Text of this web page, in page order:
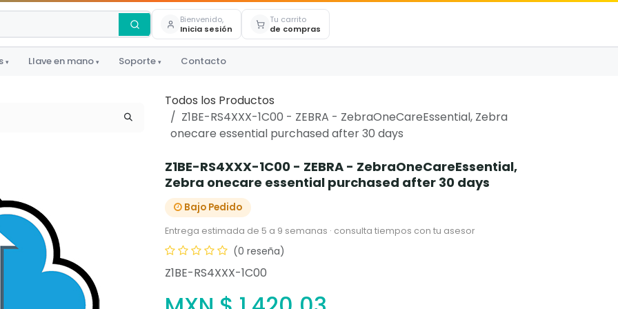
Bienvenido,
Inicia sesión
Tu carrito
de compras
▾ Llave en mano ▾ Soporte ▾ Contacto
Todos los Productos
Z1BE-RS4XXX-1C00 - ZEBRA - ZebraOneCareEssential, Zebra
onecare essential purchased after 30 days
Z1BE-RS4XXX-1C00 - ZEBRA - ZebraOneCareEssential,
Zebra onecare essential purchased after 30 days
Bajo Pedido
Entrega estimada de 5 a 9 semanas · consulta tiempos con tu asesor
(0 reseña)
Z1BE-RS4XXX-1C00